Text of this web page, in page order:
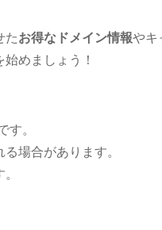
たお得なドメイン情報やキ
始めましょう！
。
場合があります。